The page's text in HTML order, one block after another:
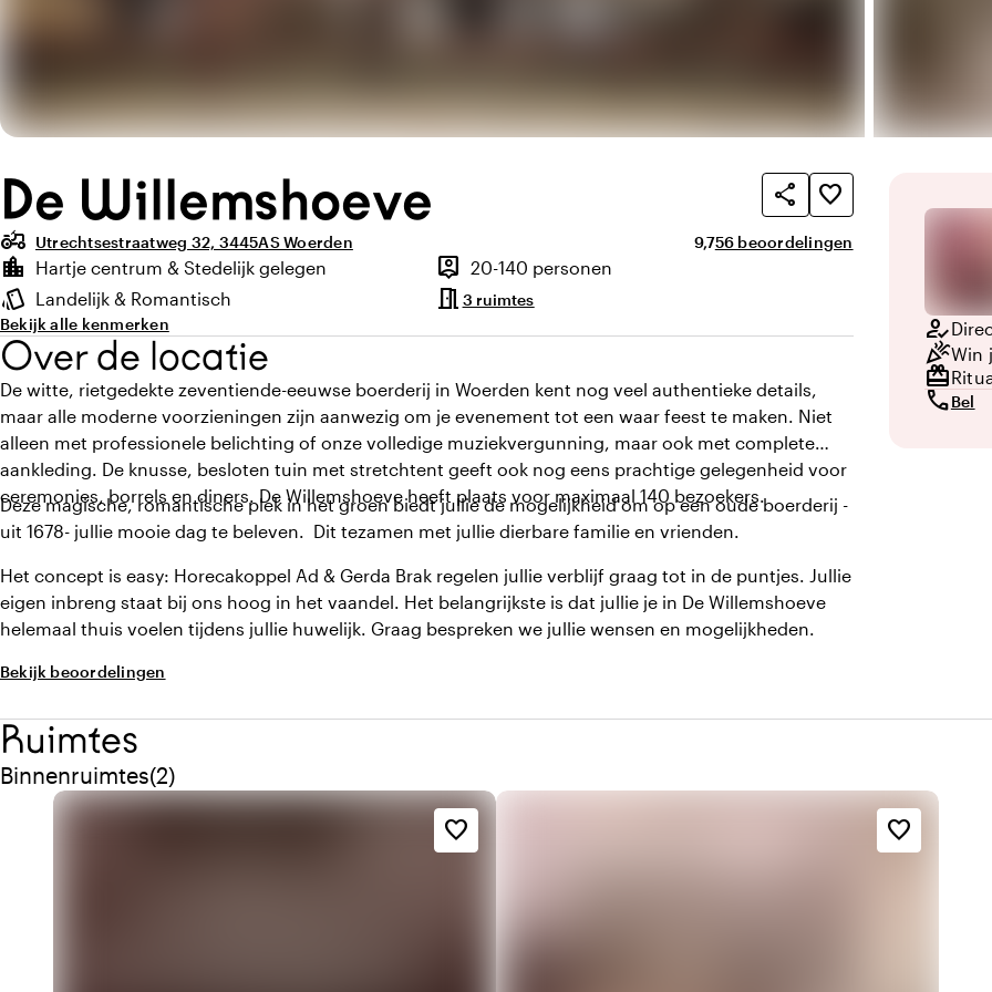
De Willemshoeve share
favorite_border
agriculture Utrechtsestraatweg 32, 3445AS Woerden Gemiddelde beoordeling van 9,7 uit 10
9,7Aantal beoordelingen: 56
56 beoordelingen
Highlights
location_city
Locatie en omgeving
Hartje centrum & Stedelijk gelegen person_pin
Capaciteit
20-140 personen
style
Sfeer en uitstraling
Landelijk & Romantisch meeting_room 3 ruimtes
Bekijk alle kenmerken
Over de locatie
De witte, rietgedekte zeventiende-eeuwse boerderij in Woerden kent nog veel authentieke details,
maar alle moderne voorzieningen zijn aanwezig om je evenement tot een waar feest te maken. Niet
alleen met professionele belichting of onze volledige muziekvergunning, maar ook met complete
aankleding. De knusse, besloten tuin met stretchtent geeft ook nog eens prachtige gelegenheid voor
ceremonies, borrels en diners. De Willemshoeve heeft plaats voor maximaal 140 bezoekers.
Deze magische, romantische plek in het groen biedt jullie de mogelijkheid om op een oude boerderij -
uit 1678- jullie mooie dag te beleven. Dit tezamen met jullie dierbare familie en vrienden.
Het concept is easy: Horecakoppel Ad & Gerda Brak regelen jullie verblijf graag tot in de puntjes. Jullie
eigen inbreng staat bij ons hoog in het vaandel. Het belangrijkste is dat jullie je in De Willemshoeve
helemaal thuis voelen tijdens jullie huwelijk. Graag bespreken we jullie wensen en mogelijkheden.
Bekijk beoordelingen
how_to_reg
celebrationWin
redeem
callBel
Ruimtes
Binnenruimtes
Aantal binnenruimtes: 2
(2)
favorite_border favorite_border